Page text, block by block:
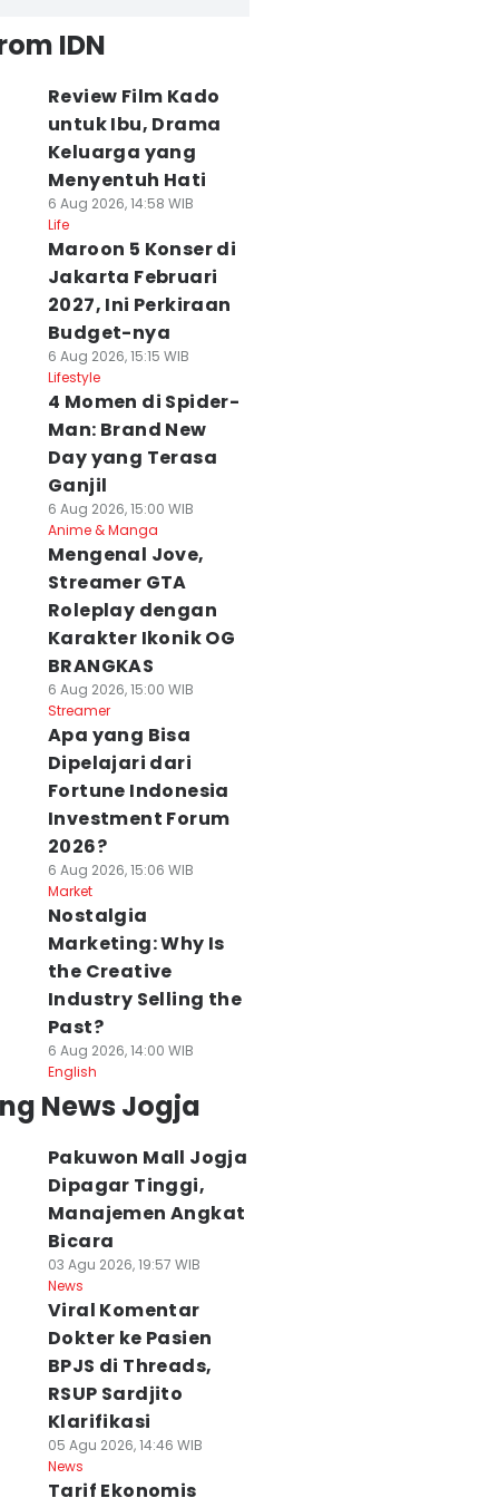
IDN
Review Film Kado
untuk Ibu, Drama
Keluarga yang
Menyentuh Hati
6 Aug 2026, 14:58 WIB
Life
Maroon 5 Konser di
Jakarta Februari
2027, Ini Perkiraan
Budget-nya
6 Aug 2026, 15:15 WIB
Lifestyle
4 Momen di Spider-
Man: Brand New
Day yang Terasa
Ganjil
6 Aug 2026, 15:00 WIB
Anime & Manga
Mengenal Jove,
Streamer GTA
Roleplay dengan
Karakter Ikonik OG
BRANGKAS
6 Aug 2026, 15:00 WIB
Streamer
Apa yang Bisa
Dipelajari dari
Fortune Indonesia
Investment Forum
2026?
6 Aug 2026, 15:06 WIB
Market
Nostalgia
Marketing: Why Is
the Creative
Industry Selling the
Past?
6 Aug 2026, 14:00 WIB
English
News Jogja
Pakuwon Mall Jogja
Dipagar Tinggi,
Manajemen Angkat
Bicara
03 Agu 2026, 19:57 WIB
News
Viral Komentar
Dokter ke Pasien
BPJS di Threads,
RSUP Sardjito
Klarifikasi
05 Agu 2026, 14:46 WIB
News
Tarif Ekonomis